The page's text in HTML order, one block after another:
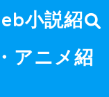
小説紹
アニメ紹